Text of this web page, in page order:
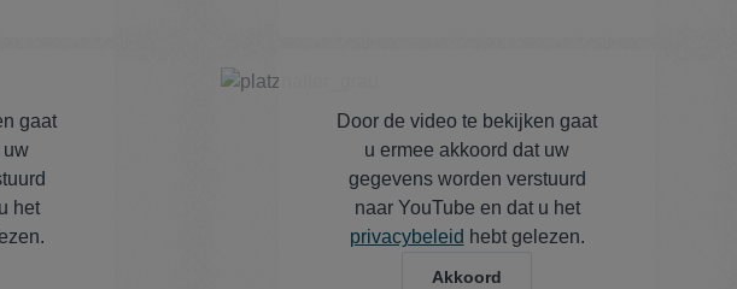
gaat
uw
het
Door de video te bekijken gaat
u ermee akkoord dat uw
gegevens worden verstuurd
naar YouTube en dat u het
privacybeleid hebt gelezen.
Akkoord